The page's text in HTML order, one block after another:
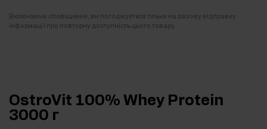
Включаючи сповіщення, ви погоджуєтеся тільки на разову відправку
інформації про повторну доступність цього товару.
OstroVit 100% Whey Protein
3000 г